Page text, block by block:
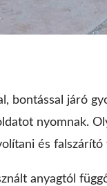
bontással járó
nyomnak.
és falszárító
anyagtól